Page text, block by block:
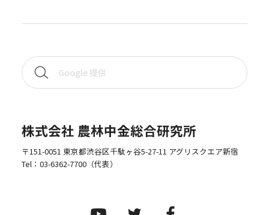
株式会社 農林中金総合研究所
〒151-0051 東京都渋谷区千駄ヶ谷5-27-11 アグリスクエア新宿
Tel： 03-6362-7700（代表）